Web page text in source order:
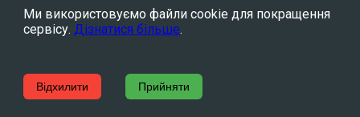
Ми використовуємо файли cookie для покращення
сервісу. Дізнатися більше.
Відхилити Прийняти
Політика cookies
2026 Avtovia.bg, Inc. Усі права захищені.
Powered by WebStation™